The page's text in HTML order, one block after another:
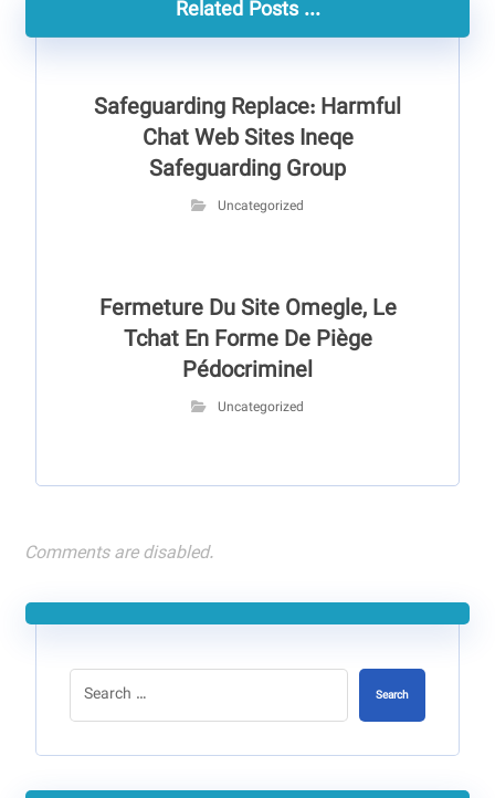
Related Posts ...
Safeguarding Replace: Harmful
Chat Web Sites Ineqe
Safeguarding Group
Uncategorized
Fermeture Du Site Omegle, Le
Tchat En Forme De Piège
Pédocriminel
Uncategorized
Comments are disabled.
Search